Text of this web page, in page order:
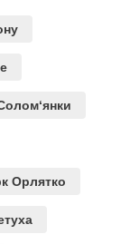
Орлятко